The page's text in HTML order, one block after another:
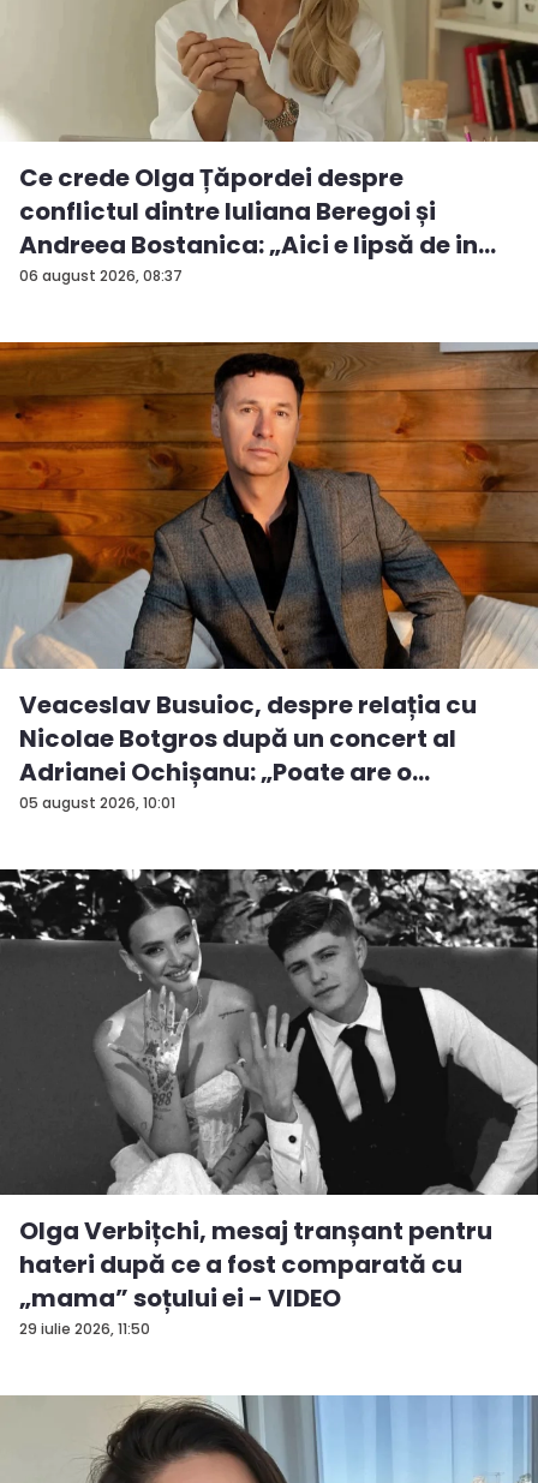
06 august 2026, 08:37
Ce crede Olga Țăpordei despre
conflictul dintre Iuliana Beregoi și
Andreea Bostanica: „Aici e lipsă de in...
05 august 2026, 10:01
Veaceslav Busuioc, despre relația cu
Nicolae Botgros după un concert al
Adrianei Ochișanu: „Poate are o
supăra...
29 iulie 2026, 11:50
Olga Verbițchi, mesaj tranșant pentru
hateri după ce a fost comparată cu
„mama” soțului ei - VIDEO